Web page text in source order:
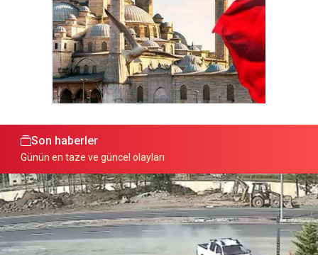
Son haberler
Günün en taze ve güncel olayları